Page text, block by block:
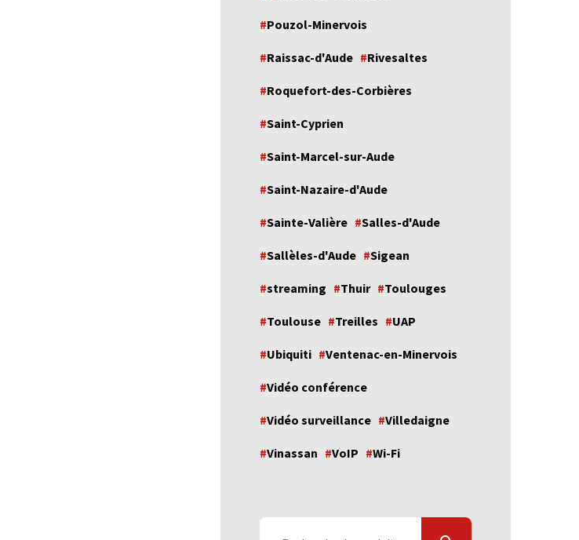
Pouzol-Minervois
Raissac-d'Aude Rivesaltes
Roquefort-des-Corbières
Saint-Cyprien
Saint-Marcel-sur-Aude
Saint-Nazaire-d'Aude
Sainte-Valière Salles-d'Aude
Sallèles-d'Aude Sigean
streaming Thuir Toulouges
Toulouse Treilles UAP
Ubiquiti Ventenac-en-Minervois
Vidéo conférence
Vidéo surveillance Villedaigne
Vinassan VoIP Wi-Fi